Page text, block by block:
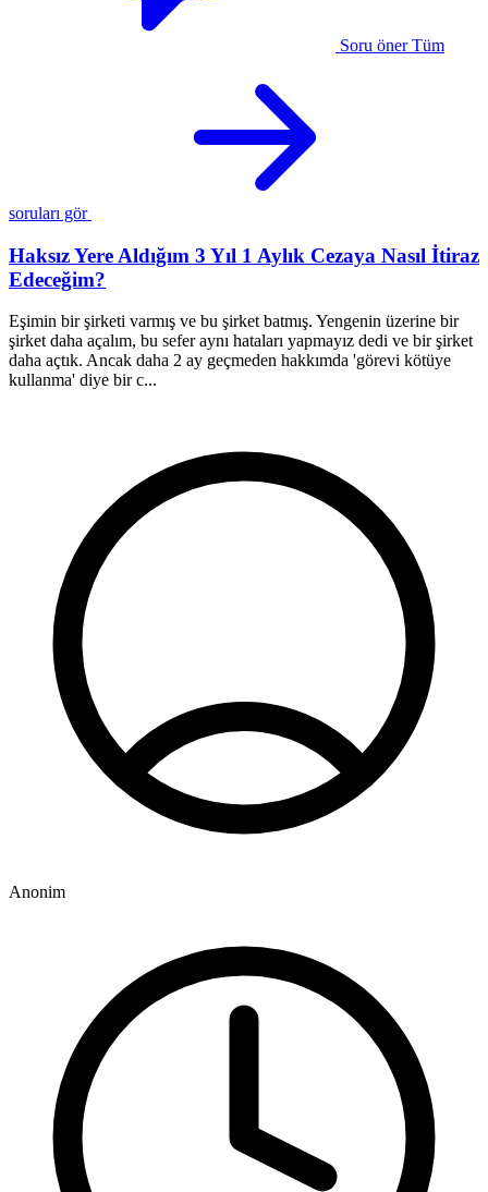
Soru öner Tüm
soruları gör
Haksız Yere Aldığım 3 Yıl 1 Aylık Cezaya Nasıl İtiraz
Edeceğim?
Eşimin bir şirketi varmış ve bu şirket batmış. Yengenin üzerine bir
şirket daha açalım, bu sefer aynı hataları yapmayız dedi ve bir şirket
daha açtık. Ancak daha 2 ay geçmeden hakkımda 'görevi kötüye
kullanma' diye bir c...
Anonim